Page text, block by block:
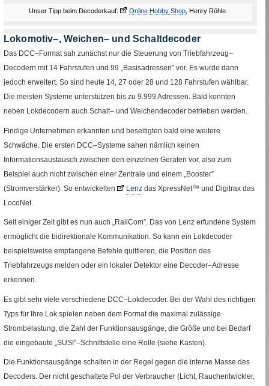
Unser Tipp beim Decoderkauf: Fremde Seite
Online Hobby Shop, Henry Röhle.
Lokomotiv–, Weichen– und Schaltdecoder
Das DCC–Format sah zunächst nur die Steuerung von Triebfahrzeug–
Decodern mit 14 Fahrstufen und 99 „Basisadressen” vor. Es wurde dann
jedoch erweitert. So sind heute 14, 27 oder 28 und 128 Fahrstufen wählbar.
Die meisten Systeme unterstützen bis zu 9.999 Adressen. Bald konnten
neben Lokdecodern auch Schalt– und Weichendecoder betrieben werden.
Findige Unternehmen erkannten und beseitigten bald eine weitere
Schwäche. Die ersten DCC–Systeme sahen nämlich keinen
Informationsaustausch zwischen den einzelnen Geräten vor, also zum
Beispiel auch nicht zwischen einer Zentrale und einem „Booster”
(Stromverstärker). So entwickelten
Fremde Seite
Lenz das XpressNet™ und Digitrax das
LocoNet.
Seit einiger Zeit gibt es nun auch „RailCom”. Das von Lenz erfundene System
ermöglicht die bidirektionale Kommunikation. So kann ein Lokdecoder
beispielsweise empfangene Befehle quittieren, die Position des
Triebfahrzeugs melden oder ein lokaler Detektor eine Decoder–Adresse
erkennen.
Es gibt sehr viele verschiedene DCC–Lokdecoder. Bei der Wahl des richtigen
Typs für Ihre Lok spielen neben dem Format die maximal zulässige
Strombelastung, die Zahl der Funktionsausgänge, die Größe und bei Bedarf
die eingebaute „SUSI”–Schnittstelle eine Rolle (siehe Kasten).
Die Funktionsausgänge schalten in der Regel gegen die interne Masse des
Decoders. Der nicht geschaltete Pol der Verbraucher (Licht, Rauchentwickler,